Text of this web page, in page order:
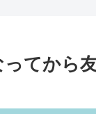
てから